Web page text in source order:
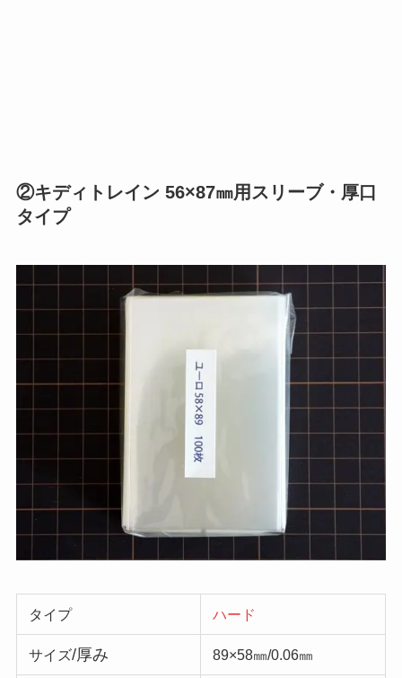
②キディトレイン 56×87㎜用スリーブ・厚口
タイプ
タイプ ハード
サイズ/厚み 89×58㎜/0.06㎜